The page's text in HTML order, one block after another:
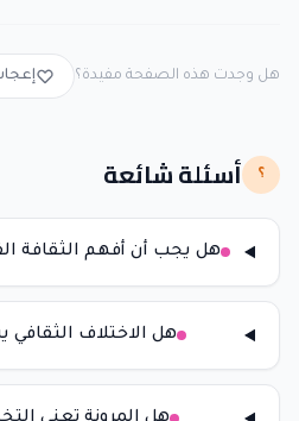
هل وجدت هذه الصفحة مفيدة؟
؟ أسئلة شائعة
هل يجب أن أفهم الثقافة
هل الاختلاف